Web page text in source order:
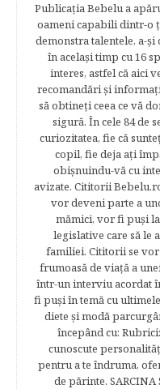
Publicația Bebelu a
oameni capabili dintr-o
demonstra talentele, a-
în acelaşi timp cu 16
interes, astfel că aici
recomandări şi
să obtineţi ceea ce vă
sigură. În cele 84 de
curiozitatea, fie că
copil, fie deja aţi
obişnuindu-vă cu
avizate. Cititorii
vor deveni parte a
mămici, vor fi puşi
legislative care să le
familiei. Cititorii se
frumoasă de viață a
într-un interviu acordat
fi puşi în temă cu
diete şi modă
începând cu:
cunoscute
pentru a te îndruma,
de părinte. SARCINA